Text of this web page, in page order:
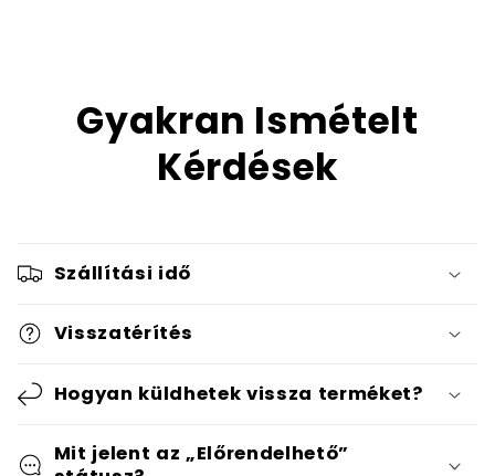
Gyakran Ismételt
Kérdések
Szállítási idő
Visszatérítés
Hogyan küldhetek vissza terméket?
Mit jelent az „Előrendelhető”